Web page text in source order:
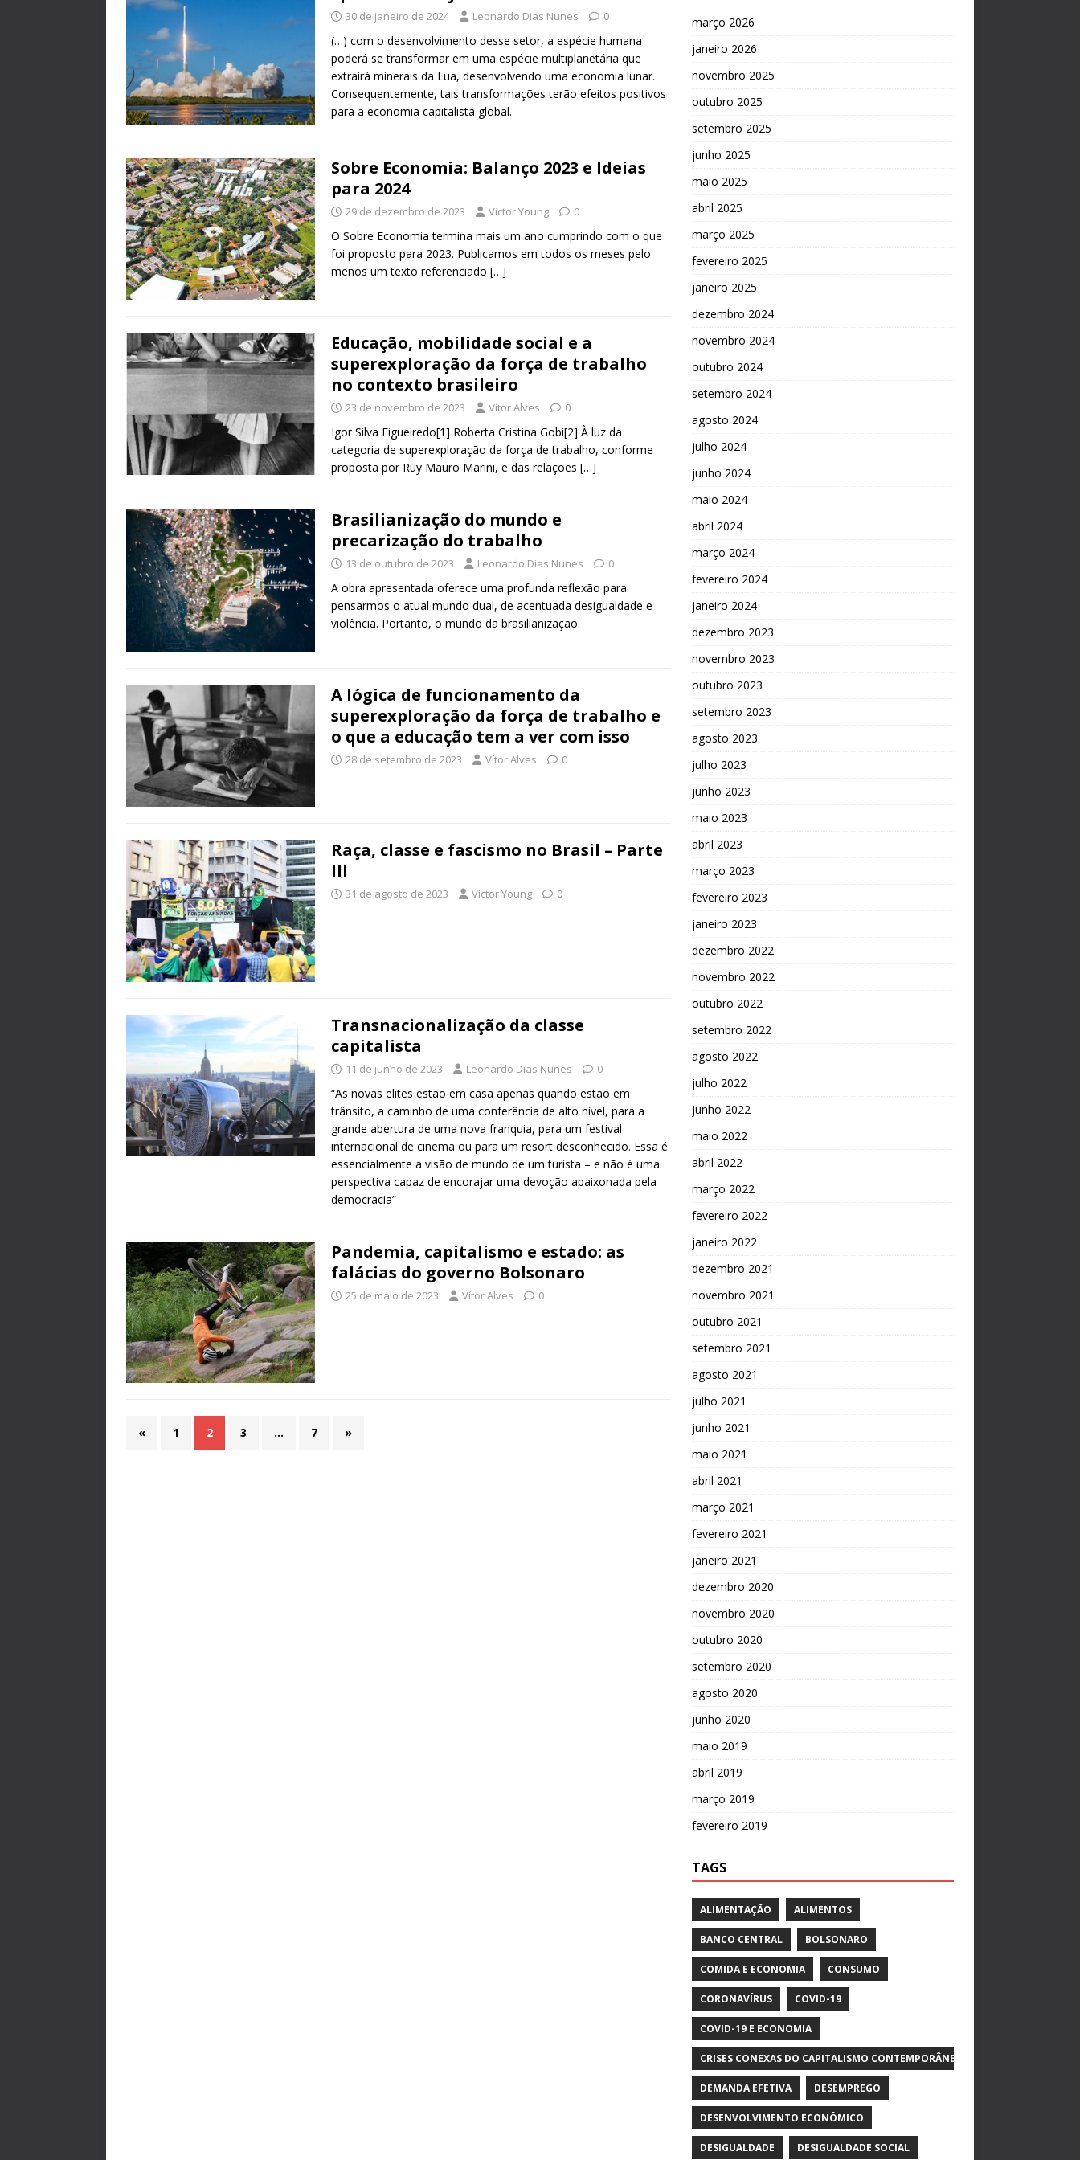
30 de janeiro de 2024 Leonardo Dias Nunes 0
(…) com o desenvolvimento desse setor, a espécie humana
poderá se transformar em uma espécie multiplanetária que
extrairá minerais da Lua, desenvolvendo uma economia lunar.
Consequentemente, tais transformações terão efeitos positivos
para a economia capitalista global.
Sobre Economia: Balanço 2023 e Ideias
para 2024
29 de dezembro de 2023 Victor Young 0
O Sobre Economia termina mais um ano cumprindo com o que
foi proposto para 2023. Publicamos em todos os meses pelo
menos um texto referenciado […]
Educação, mobilidade social e a
superexploração da força de trabalho
no contexto brasileiro
23 de novembro de 2023 Vítor Alves 0
Igor Silva Figueiredo[1] Roberta Cristina Gobi[2] À luz da
categoria de superexploração da força de trabalho, conforme
proposta por Ruy Mauro Marini, e das relações […]
Brasilianização do mundo e
precarização do trabalho
13 de outubro de 2023 Leonardo Dias Nunes 0
A obra apresentada oferece uma profunda reflexão para
pensarmos o atual mundo dual, de acentuada desigualdade e
violência. Portanto, o mundo da brasilianização.
A lógica de funcionamento da
superexploração da força de trabalho e
o que a educação tem a ver com isso
28 de setembro de 2023 Vítor Alves 0
Raça, classe e fascismo no Brasil – Parte
III
31 de agosto de 2023 Victor Young 0
Transnacionalização da classe
capitalista
11 de junho de 2023 Leonardo Dias Nunes 0
“As novas elites estão em casa apenas quando estão em
trânsito, a caminho de uma conferência de alto nível, para a
grande abertura de uma nova franquia, para um festival
internacional de cinema ou para um resort desconhecido. Essa é
essencialmente a visão de mundo de um turista – e não é uma
perspectiva capaz de encorajar uma devoção apaixonada pela
democracia”
Pandemia, capitalismo e estado: as
falácias do governo Bolsonaro
25 de maio de 2023 Vítor Alves 0
« 1 2 3 … 7 »
março 2026
janeiro 2026
novembro 2025
outubro 2025
setembro 2025
junho 2025
maio 2025
abril 2025
março 2025
fevereiro 2025
janeiro 2025
dezembro 2024
novembro 2024
outubro 2024
setembro 2024
agosto 2024
julho 2024
junho 2024
maio 2024
abril 2024
março 2024
fevereiro 2024
janeiro 2024
dezembro 2023
novembro 2023
outubro 2023
setembro 2023
agosto 2023
julho 2023
junho 2023
maio 2023
abril 2023
março 2023
fevereiro 2023
janeiro 2023
dezembro 2022
novembro 2022
outubro 2022
setembro 2022
agosto 2022
julho 2022
junho 2022
maio 2022
abril 2022
março 2022
fevereiro 2022
janeiro 2022
dezembro 2021
novembro 2021
outubro 2021
setembro 2021
agosto 2021
julho 2021
junho 2021
maio 2021
abril 2021
março 2021
fevereiro 2021
janeiro 2021
dezembro 2020
novembro 2020
outubro 2020
setembro 2020
agosto 2020
junho 2020
maio 2019
abril 2019
março 2019
fevereiro 2019
TAGS
ALIMENTAÇÃO ALIMENTOS
BANCO CENTRAL BOLSONARO
COMIDA E ECONOMIA CONSUMO
CORONAVÍRUS COVID-19
COVID-19 E ECONOMIA
CRISES CONEXAS DO CAPITALISMO CONTEMPORÂNEO
DEMANDA EFETIVA DESEMPREGO
DESENVOLVIMENTO ECONÔMICO
DESIGUALDADE DESIGUALDADE SOCIAL